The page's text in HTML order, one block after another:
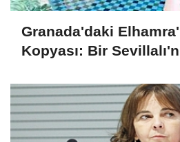
Granada'daki
Kopyası: Bir